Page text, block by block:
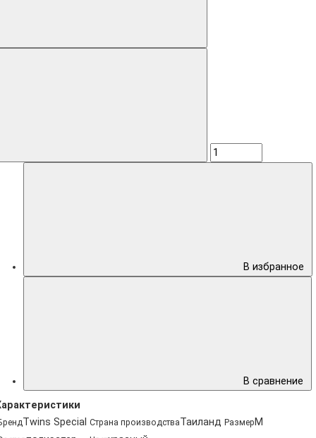
В избранное
В сравнение
Twins Special Страна производстваТаиланд Размер M